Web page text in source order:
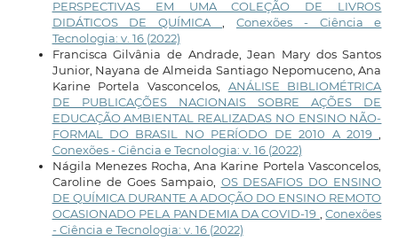
PERSPECTIVAS EM UMA COLEÇÃO DE LIVROS
DIDÁTICOS DE QUÍMICA
Conexões - Ciência e
Tecnologia: v. 16 (2022)
Francisca Gilvânia de Andrade, Jean Mary dos Santos
Junior, Nayana de Almeida Santiago Nepomuceno, Ana
Karine Portela Vasconcelos, ANÁLISE BIBLIOMÉTRICA
DE PUBLICAÇÕES NACIONAIS SOBRE AÇÕES DE
EDUCAÇÃO AMBIENTAL REALIZADAS NO ENSINO NÃO-
FORMAL DO BRASIL NO PERÍODO DE 2010 A 2019
Conexões - Ciência e Tecnologia: v. 16 (2022)
Nágila Menezes Rocha, Ana Karine Portela Vasconcelos,
Caroline de Goes Sampaio, OS DESAFIOS DO ENSINO
DE QUÍMICA DURANTE A ADOÇÃO DO ENSINO REMOTO
OCASIONADO PELA PANDEMIA DA COVID-19
,Conexões
- Ciência e Tecnologia: v. 16 (2022)